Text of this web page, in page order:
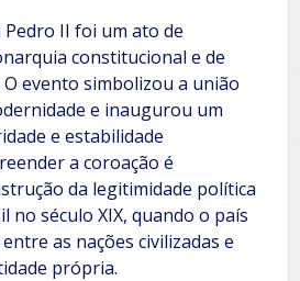
Pedro II foi um ato de
constitucional e de
evento simbolizou a união
e inaugurou um
e estabilidade
a coroação é
da legitimidade política
no século XIX, quando o país
as nações civilizadas e
própria.